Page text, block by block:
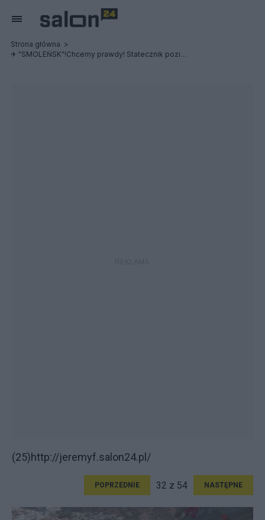
Strona główna
✈ "SMOLEŃSK"!Chcemy prawdy! Statecznik poziomy przyczyną śmierci delegacji?
(25)http://jeremyf.salon24.pl/
POPRZEDNIE 32 z 54 NASTĘPNE